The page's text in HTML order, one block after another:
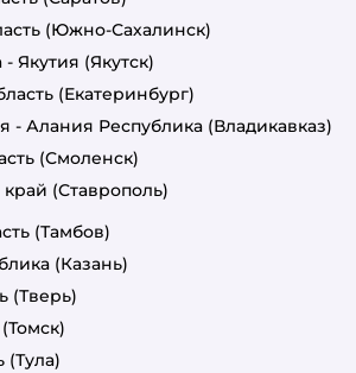
(Южно-Сахалинск)
- Якутия (Якутск)
(Екатеринбург)
- Алания Республика (Владикавказ)
(Смоленск)
край (Ставрополь)
(Тамбов)
(Казань)
(Тверь)
(Томск)
(Тула)